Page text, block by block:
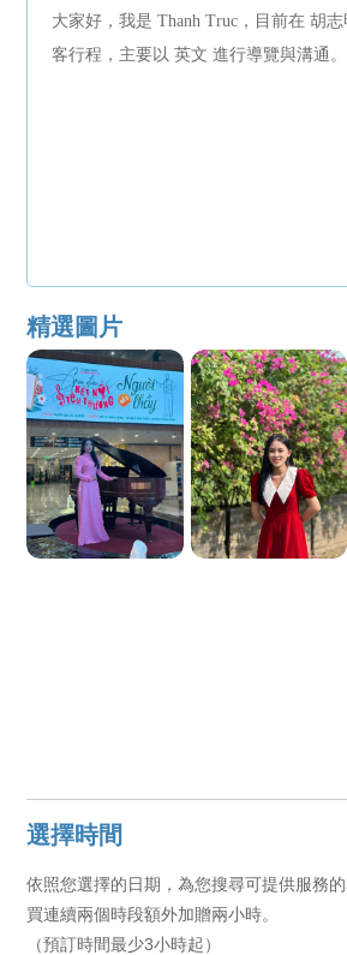
大家好，我是 Thanh Truc，目前在 胡
客行程，主要以 英文 進行導覽與溝通。
精選圖片
選擇時間
依照您選擇的日期，為您搜尋可提供服務
買連續兩個時段額外加贈兩小時。
（預訂時間最少3小時起）